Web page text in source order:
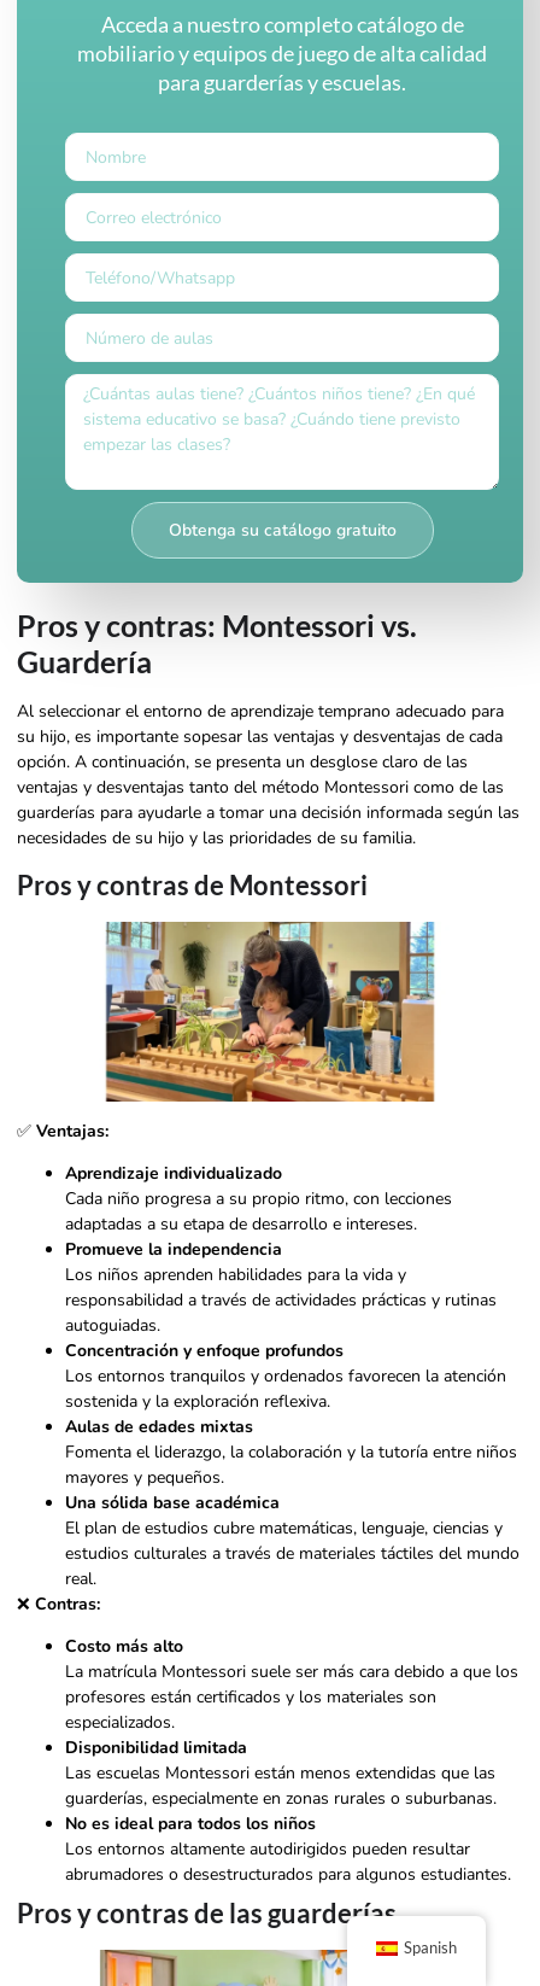
Acceda a nuestro completo catálogo de
mobiliario y equipos de juego de alta calidad
para guarderías y escuelas.
Obtenga su catálogo gratuito
Pros y contras: Montessori vs.
Guardería
Al seleccionar el entorno de aprendizaje temprano adecuado para
su hijo, es importante sopesar las ventajas y desventajas de cada
opción. A continuación, se presenta un desglose claro de las
ventajas y desventajas tanto del método Montessori como de las
guarderías para ayudarle a tomar una decisión informada según las
necesidades de su hijo y las prioridades de su familia.
Pros y contras de Montessori
✅ Ventajas:
Aprendizaje individualizado
Cada niño progresa a su propio ritmo, con lecciones
adaptadas a su etapa de desarrollo e intereses.
Promueve la independencia
Los niños aprenden habilidades para la vida y
responsabilidad a través de actividades prácticas y rutinas
autoguiadas.
Concentración y enfoque profundos
Los entornos tranquilos y ordenados favorecen la atención
sostenida y la exploración reflexiva.
Aulas de edades mixtas
Fomenta el liderazgo, la colaboración y la tutoría entre niños
mayores y pequeños.
Una sólida base académica
El plan de estudios cubre matemáticas, lenguaje, ciencias y
estudios culturales a través de materiales táctiles del mundo
real.
❌ Contras:
Costo más alto
La matrícula Montessori suele ser más cara debido a que los
profesores están certificados y los materiales son
especializados.
Disponibilidad limitada
Las escuelas Montessori están menos extendidas que las
guarderías, especialmente en zonas rurales o suburbanas.
No es ideal para todos los niños
Los entornos altamente autodirigidos pueden resultar
abrumadores o desestructurados para algunos estudiantes.
Pros y contras de las guarderías
Spanish